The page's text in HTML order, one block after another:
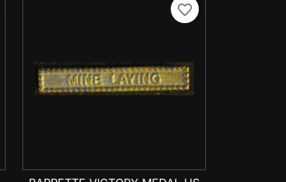
favorite_border